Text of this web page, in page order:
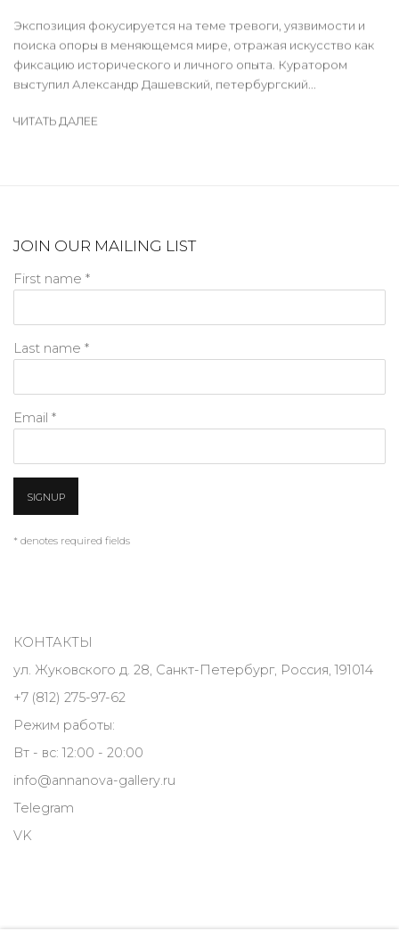
Экспозиция фокусируется на теме тревоги, уязвимости и
поиска опоры в меняющемся мире, отражая искусство как
фиксацию исторического и личного опыта. Куратором
выступил Александр Дашевский, петербургский...
ЧИТАТЬ ДАЛЕЕ
JOIN OUR MAILING LIST
First name *
Last name *
Email *
SIGNUP
* denotes required fields
КОНТАКТЫ
ул. Жуковского д. 28, Санкт-Петербург, Россия, 191014
+7 (812) 275-97-62
Режим работы:
Вт - вс: 12:00 - 20:00
info@annanova-gallery.ru
Telegram
VK